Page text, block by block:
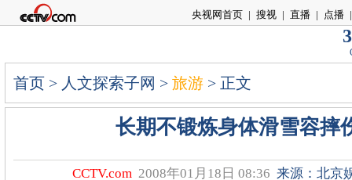
央视网首页 | 搜视 | 直播 | 点播 |
首页 > 人文探索子网 > 旅游 > 正文
长期不锻炼身体滑雪容摔
CCTV.com 2008年01月18日 08:36 来源：北京